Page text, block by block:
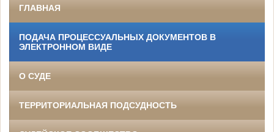
ГЛАВНАЯ
ПОДАЧА ПРОЦЕССУАЛЬНЫХ ДОКУМЕНТОВ В
ЭЛЕКТРОННОМ ВИДЕ
О СУДЕ
ТЕРРИТОРИАЛЬНАЯ ПОДСУДНОСТЬ